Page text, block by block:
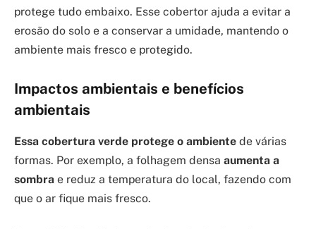
protege tudo embaixo. Esse cobertor ajuda a evitar a
erosão do solo e a conservar a umidade, mantendo o
ambiente mais fresco e protegido.
Impactos ambientais e benefícios
ambientais
Essa cobertura verde protege o ambiente de várias
formas. Por exemplo, a folhagem densa aumenta a
sombra e reduz a temperatura do local, fazendo com
que o ar fique mais fresco.